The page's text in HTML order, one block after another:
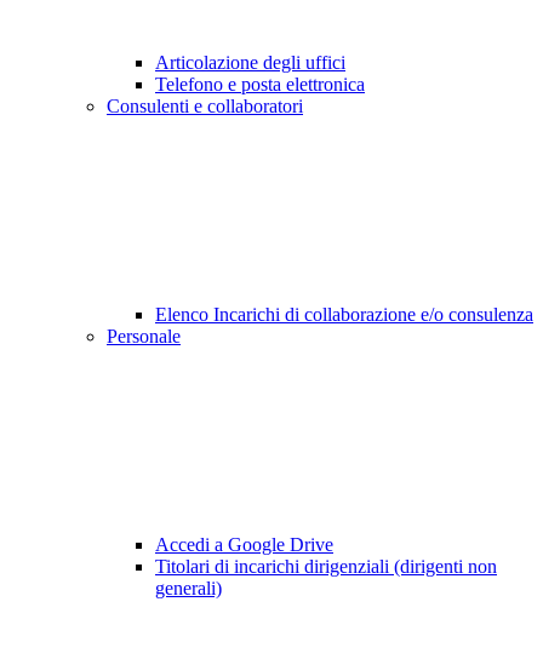
Articolazione degli uffici
Telefono e posta elettronica
Consulenti e collaboratori
Elenco Incarichi di collaborazione e/o consulenza
Personale
Accedi a Google Drive
Titolari di incarichi dirigenziali (dirigenti non
generali)